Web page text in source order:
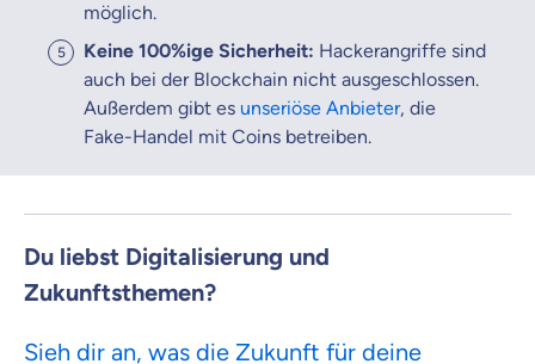
möglich.
Keine 100%ige Sicherheit: Hackerangriffe sind
auch bei der Blockchain nicht ausgeschlossen.
Außerdem gibt es unseriöse Anbieter, die
Fake-Handel mit Coins betreiben.
Du liebst Digitalisierung und
Zukunftsthemen?
Sieh dir an, was die Zukunft für deine